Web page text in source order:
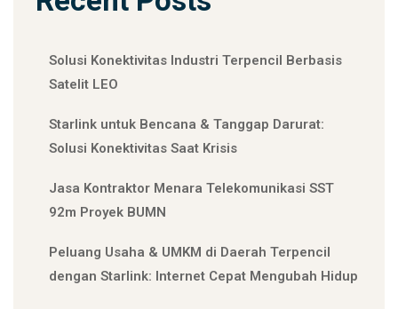
Solusi Konektivitas Industri Terpencil Berbasis
Satelit LEO
Starlink untuk Bencana & Tanggap Darurat:
Solusi Konektivitas Saat Krisis
Jasa Kontraktor Menara Telekomunikasi SST
92m Proyek BUMN
Peluang Usaha & UMKM di Daerah Terpencil
dengan Starlink: Internet Cepat Mengubah Hidup